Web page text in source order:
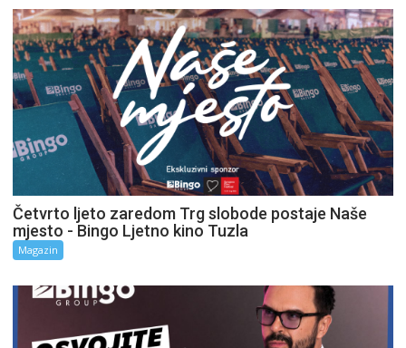
Četvrto ljeto zaredom Trg slobode postaje Naše
mjesto - Bingo Ljetno kino Tuzla
Magazin